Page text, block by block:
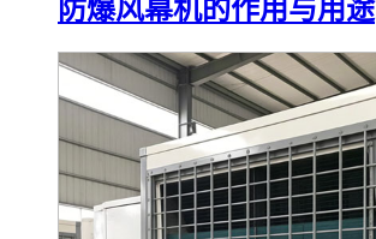
防爆风幕机的作用与用途